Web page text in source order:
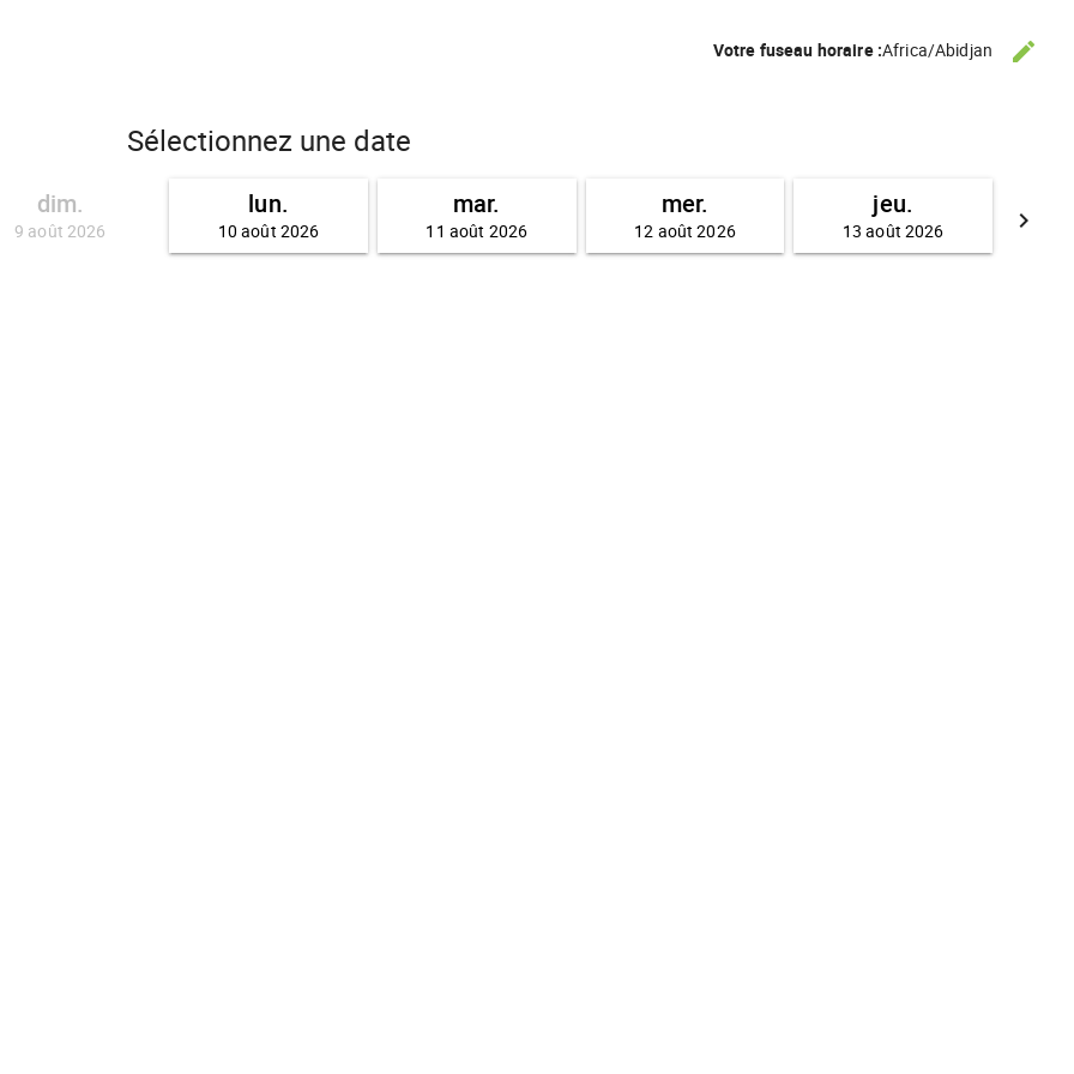
Votre fuseau horaire :Africa/Abidjan edit
Sélectionnez une date
keyboard_arrow_right
dim.
9 août 2026
lun.
10 août 2026
mar.
11 août 2026
mer.
12 août 2026
jeu.
13 août 2026